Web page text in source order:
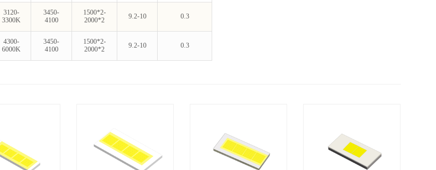
3120-
3300K
3450-
4100
1500*2-
2000*2
9.2-10 0.3
4300-
6000K
3450-
4100
1500*2-
2000*2
9.2-10 0.3